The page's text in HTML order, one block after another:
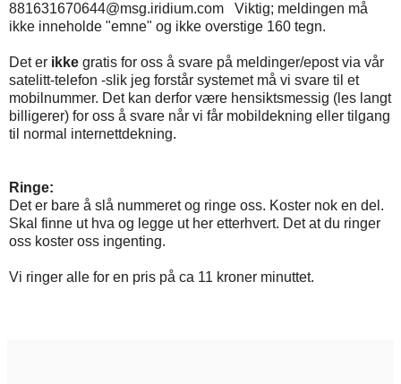
881631670644@msg.iridium.com Viktig; meldingen må
ikke inneholde "emne" og ikke overstige 160 tegn.
Det er ikke gratis for oss å svare på meldinger/epost via vår
satelitt-telefon -slik jeg forstår systemet må vi svare til et
mobilnummer. Det kan derfor være hensiktsmessig (les langt
billigerer) for oss å svare når vi får mobildekning eller tilgang
til normal internettdekning.
Ringe:
Det er bare å slå nummeret og ringe oss. Koster nok en del.
Skal finne ut hva og legge ut her etterhvert. Det at du ringer
oss koster oss ingenting.
Vi ringer alle for en pris på ca 11 kroner minuttet.